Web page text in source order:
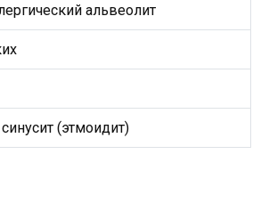
альвеолит
(этмоидит)